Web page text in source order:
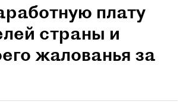
плату
страны и
жалованья за